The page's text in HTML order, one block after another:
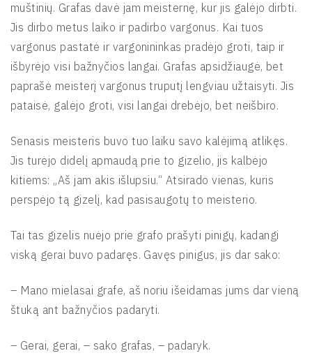
muštinių. Grafas davė jam meisternę, kur jis galėjo dirbti.
Jis dirbo metus laiko ir padirbo vargonus. Kai tuos
vargonus pastatė ir vargonininkas pradėjo groti, taip ir
išbyrėjo visi bažnyčios langai. Grafas apsidžiaugė, bet
paprašė meisterį vargonus truputį lengviau užtaisyti. Jis
pataisė, galėjo groti, visi langai drebėjo, bet neišbiro.
Senasis meisteris buvo tuo laiku savo kalėjimą atlikęs.
Jis turėjo didelį apmaudą prie to gizelio, jis kalbėjo
kitiems: „Aš jam akis išlupsiu.“ Atsirado vienas, kuris
perspėjo tą gizelį, kad pasisaugotų to meisterio.
Tai tas gizelis nuėjo prie grafo prašyti pinigų, kadangi
viską gerai buvo padaręs. Gavęs pinigus, jis dar sako:
– Mano mielasai grafe, aš noriu išeidamas jums dar vieną
štuką ant bažnyčios padaryti.
– Gerai, gerai, – sako grafas, – padaryk.